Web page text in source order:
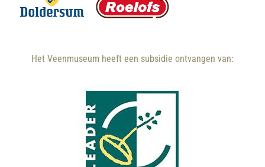
Het Veenmuseum heeft een subsidie ontvangen van: